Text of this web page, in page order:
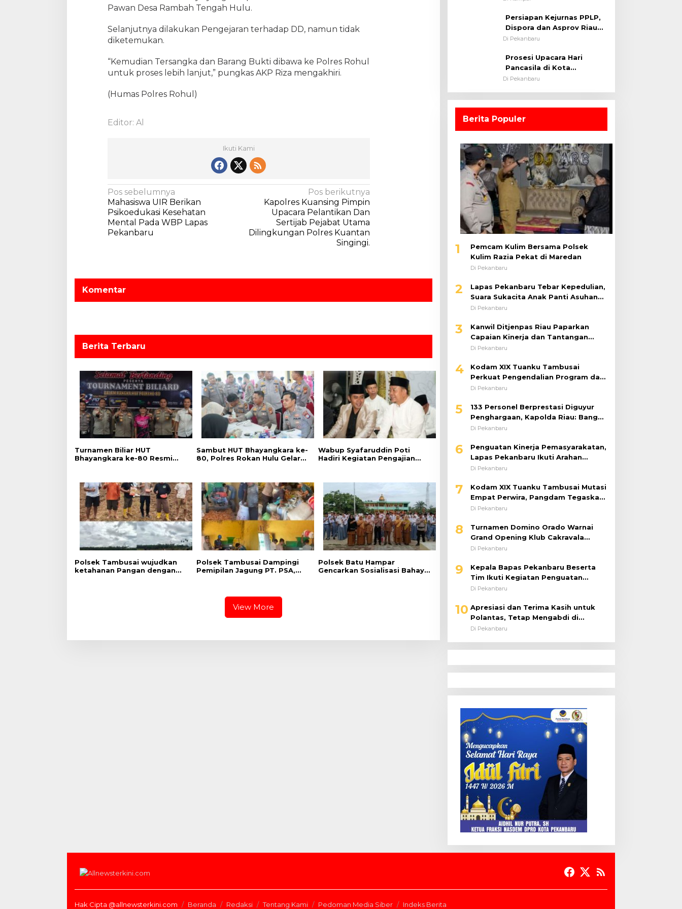
e
R
o
u
l
Pawan Desa Rambah Tengah Hulu.
Selanjutnya dilakukan Pengejaran terhadap DD, namun tidak
diketemukan.
“Kemudian Tersangka dan Barang Bukti dibawa ke Polres Rohul
untuk proses lebih lanjut,” pungkas AKP Riza mengakhiri.
(Humas Polres Rohul)
Editor: Al
Ikuti Kami
N
a
v
i
s
i
s
Pos sebelumnya
Mahasiswa UIR Berikan
Psikoedukasi Kesehatan
Mental Pada WBP Lapas
Pekanbaru
Pos berikutnya
Kapolres Kuansing Pimpin
Upacara Pelantikan Dan
Sertijab Pejabat Utama
Dilingkungan Polres Kuantan
Singingi.
Komentar
Berita Terbaru
Turnamen Biliar HUT
Bhayangkara ke-80 Resmi
Narkoba dan Judi Online
Sambut HUT Bhayangkara ke-
80, Polres Rokan Hulu Gelar
Gratis
Wabup Syafaruddin Poti
Hadiri Kegiatan Pengajian
Polsek Tambusai wujudkan
ketahanan Pangan dengan
Polsek Tambusai Dampingi
Pemipilan Jagung PT. PSA,
Polsek Batu Hampar
Gencarkan Sosialisasi Bahaya
View More
Persiapan Kejurnas PPLP,
Dispora dan Asprov Riau
Tinjau Kelayakan Rumput
Di Pekanbaru
Prosesi Upacara Hari
Pancasila di Kota
Pekanbaru Tetap Khidmat
Di Pekanbaru
Berita Populer
1
Pemcam Kulim Bersama Polsek
Kulim Razia Pekat di Maredan
Di Pekanbaru
2
Lapas Pekanbaru Tebar Kepedulian,
Suara Sukacita Anak Panti Asuhan
Kemuliaan Iringi Bantuan Sosial
Di Pekanbaru
3
Kanwil Ditjenpas Riau Paparkan
Capaian Kinerja dan Tantangan
Pemasyarakatan dalam RDP
Di Pekanbaru
4
Kodam XIX Tuanku Tambusai
Perkuat Pengendalian Program dan
Implementasi Doktrin TNI AD
Di Pekanbaru
5
133 Personel Berprestasi Diguyur
Penghargaan, Kapolda Riau: Bangun
Kepercayaan Publik dengan Karya
Di Pekanbaru
6
Penguatan Kinerja Pemasyarakatan,
Lapas Pekanbaru Ikuti Arahan
Dirjenpas Secara Virtual
Di Pekanbaru
7
Kodam XIX Tuanku Tambusai Mutasi
Empat Perwira, Pangdam Tegaskan
Regenerasi untuk Perkuat Kinerja
Di Pekanbaru
8
Turnamen Domino Orado Warnai
Grand Opening Klub Cakravala
Pekanbaru
Di Pekanbaru
9
Kepala Bapas Pekanbaru Beserta
Tim Ikuti Kegiatan Penguatan
Tugas dan Fungsi serta Paparan
Di Pekanbaru
10 Apresiasi dan Terima Kasih untuk
Polantas, Tetap Mengabdi di
Tengah Guyuran Hujan
Di Pekanbaru
Hak Cipta @allnewsterkini.com Beranda Redaksi Tentang Kami Pedoman Media Siber Indeks Berita